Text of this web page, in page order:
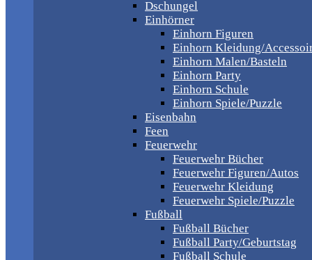
Dschungel
Einhörner
Einhorn Figuren
Einhorn Kleidung/
Einhorn Malen/Basteln
Einhorn Party
Einhorn Schule
Einhorn Spiele/Puzzle
Eisenbahn
Feen
Feuerwehr
Feuerwehr Bücher
Feuerwehr Figuren/Autos
Feuerwehr Kleidung
Feuerwehr Spiele/Puzzle
Fußball
Fußball Bücher
Fußball Party/Geburtstag
Fußball Schule